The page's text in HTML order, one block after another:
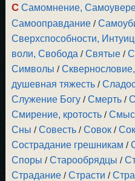
С Самомнение,
Самооправдание /
Сверхспособности,
воли, Свобода /Святые /
Символы /
душевная тяжесть /
Служение Богу /Смерть /
Смирение, кротость /
Сны /Совесть /Совок /
Сострадание грешникам /
Споры /Старообрядцы /
Страдание /Страсти /